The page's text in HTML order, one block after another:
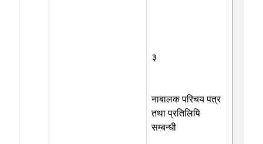
३
नाबालक परिचय पत्र
तथा प्रतिलिपि
सम्बन्धी